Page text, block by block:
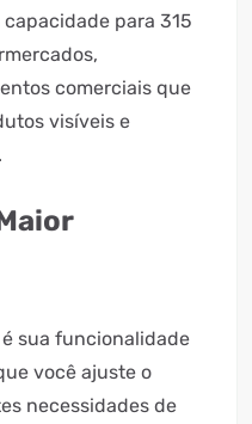
para 315
comerciais que
visíveis e
é sua funcionalidade
você ajuste o
necessidades de